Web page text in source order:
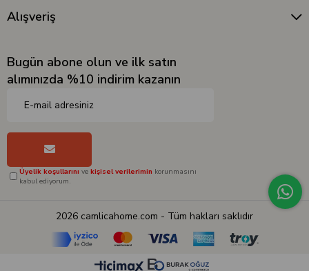
Alışveriş
Bugün abone olun ve ilk satın
alımınızda %10 indirim kazanın
Üyelik koşullarını ve kişisel verilerimin korunmasını
kabul ediyorum.
2026 camlicahome.com - Tüm hakları saklıdır